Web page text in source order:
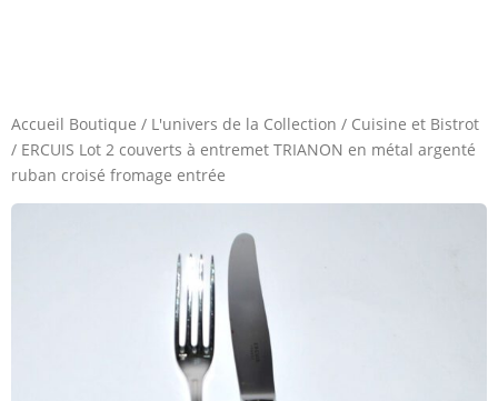
Accueil Boutique / L'univers de la Collection / Cuisine et Bistrot
/ ERCUIS Lot 2 couverts à entremet TRIANON en métal argenté
ruban croisé fromage entrée